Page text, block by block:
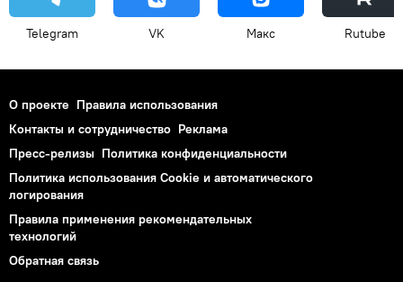
Telegram VK Макс Rutube
О проекте Правила использования
Контакты и сотрудничество Реклама
Пресс-релизы Политика конфиденциальности
Политика использования Cookie и автоматического
логирования
Правила применения рекомендательных
технологий
Обратная связь